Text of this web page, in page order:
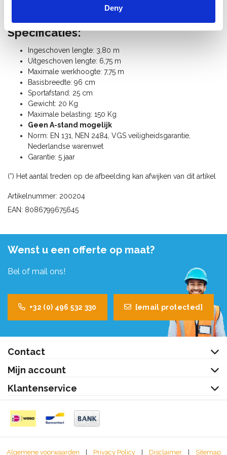
Deny
Geschikt voor industrieel gebruik.
Specificaties:
Ingeschoven lengte: 3,80 m
Uitgeschoven lengte: 6,75 m
Maximale werkhoogte: 7,75 m
Basisbreedte: 96 cm
Sportafstand: 25 cm
Gewicht: 20 Kg
Maximale belasting: 150 Kg
Geen A-stand mogelijk
Norm: EN 131, NEN 2484, VGS veiligheidsgarantie,
Nederlandse warenwet
Garantie: 5 jaar
(*) Het aantal treden op de afbeelding kan afwijken van dit artikel
Artikelnummer: 200204
EAN: 8086799675645
Wenst u een offerte op maat?
Bel of mail ons!
+32 (0) 496 532 330 [email protected]
Contact
Mijn account
Klantenservice
Algemene voorwaarden | Privacy Policy | Disclaimer | Sitemap